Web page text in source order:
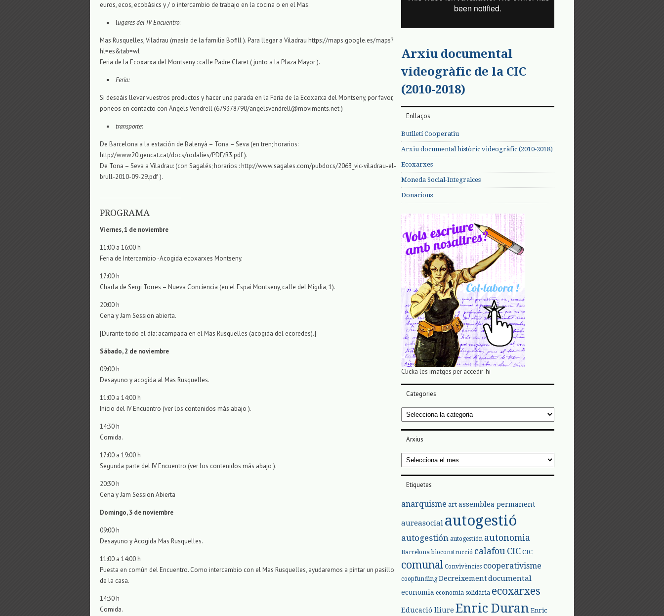
euros, ecos, ecobàsics y / o intercambio de trabajo en la cocina o en el Mas.
lugares del IV Encuentro:
Mas Rusquelles, Viladrau (masía de la familia Bofill ). Para llegar a Viladrau https://maps.google.es/maps?
hl=es&tab=wl
Feria de la Ecoxarxa del Montseny : calle Padre Claret ( junto a la Plaza Mayor ).
Feria:
Si deseáis llevar vuestros productos y hacer una parada en la Feria de la Ecoxarxa del Montseny, por favor,
poneos en contacto con Àngels Vendrell (679378790/angelsvendrell@moviments.net )
transporte:
De Barcelona a la estación de Balenyà – Tona – Seva (en tren; horarios:
http://www20.gencat.cat/docs/rodalies/PDF/R3.pdf ).
De Tona – Seva a Viladrau: (con Sagalés; horarios : http://www.sagales.com/pubdocs/2063_vic-viladrau-el-
brull-2010-09-29.pdf ).
PROGRAMA
Viernes, 1 de noviembre
11:00 a 16:00 h
Feria de Intercambio -Acogida ecoxarxes Montseny.
17:00 h
Charla de Sergi Torres – Nueva Conciencia (en el Espai Montseny, calle del Migdia, 1).
20:00 h
Cena y Jam Session abierta.
[Durante todo el día: acampada en el Mas Rusquelles (acogida del ecoredes).]
Sábado, 2 de noviembre
09:00 h
Desayuno y acogida al Mas Rusquelles.
11:00 a 14:00 h
Inicio del IV Encuentro (ver los contenidos más abajo ).
14:30 h
Comida.
17:00 a 19:00 h
Segunda parte del IV Encuentro (ver los contenidos más abajo ).
20:30 h
Cena y Jam Session Abierta
Domingo, 3 de noviembre
09:00 h
Desayuno y Acogida Mas Rusquelles.
11:00 a 14:00 h
Puesta en común del Encuentro. Como intercambio con el Mas Rusquelles, ayudaremos a pintar un pasillo
de la casa.
14:30 h
Comida.
Arxiu documental
videogràfic de la CIC
(2010-2018)
Enllaços
Butlletí Cooperatiu
Arxiu documental històric videogràfic (2010-2018)
Ecoxarxes
Moneda Social-Integralces
Donacions
Clicka les imatges per accedir-hi
Categories
Categories
Arxius
Arxius
Etiquetes
anarquisme art assemblea permanent
aureasocial autogestió
autogestión autogestión autonomia
Barcelona bioconstrucció calafou CIC CIC
comunal Convivències cooperativisme
coopfunding Decreixementdocumental
economia economia solidària ecoxarxes
Educació lliure Enric Duran Enric